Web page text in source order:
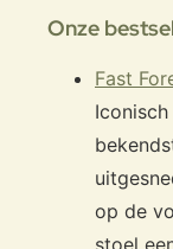
Onze
Fast
op de
stoel